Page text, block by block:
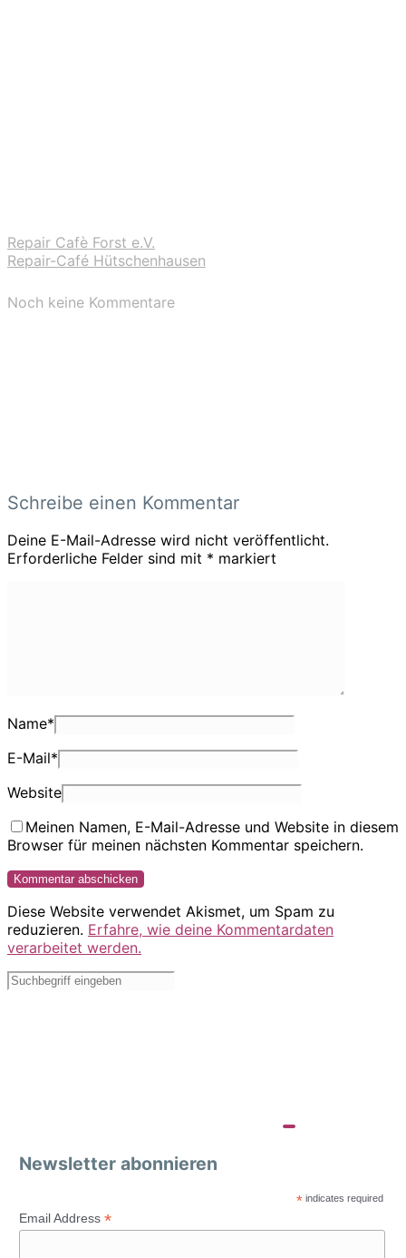
Repair Cafè Forst e.V.
Repair-Café Hütschenhausen
Noch keine Kommentare
Schreibe einen Kommentar
Deine E-Mail-Adresse wird nicht veröffentlicht.
Erforderliche Felder sind mit * markiert
Name*
E-Mail*
Website
Meinen Namen, E-Mail-Adresse und Website in diesem
Browser für meinen nächsten Kommentar speichern.
Diese Website verwendet Akismet, um Spam zu
reduzieren. Erfahre, wie deine Kommentardaten
verarbeitet werden.
Newsletter abonnieren
* indicates required
Email Address *